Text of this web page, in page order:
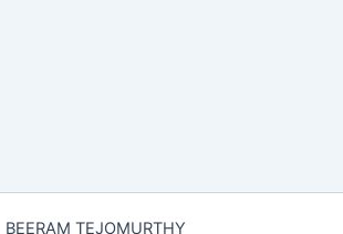
BEERAM TEJOMURTHY